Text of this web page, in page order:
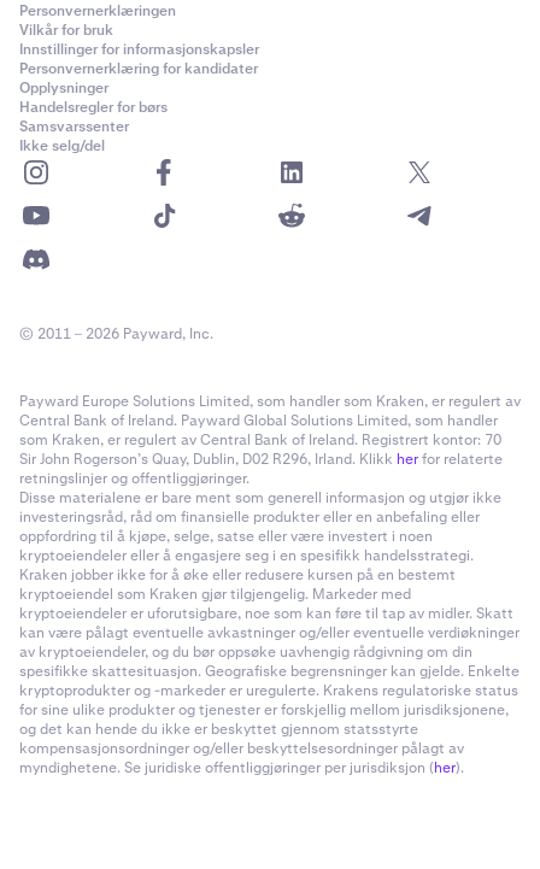
Personvernerklæringen
Vilkår for bruk
Innstillinger for informasjonskapsler
Personvernerklæring for kandidater
Opplysninger
Handelsregler for børs
Samsvarssenter
Ikke selg/del
© 2011 – 2026 Payward, Inc.
Payward Europe Solutions Limited, som handler som Kraken, er regulert av
Central Bank of Ireland. Payward Global Solutions Limited, som handler
som Kraken, er regulert av Central Bank of Ireland. Registrert kontor: 70
Sir John Rogerson’s Quay, Dublin, D02 R296, Irland. Klikk herfor relaterte
retningslinjer og offentliggjøringer.
Disse materialene er bare ment som generell informasjon og utgjør ikke
investeringsråd, råd om finansielle produkter eller en anbefaling eller
oppfordring til å kjøpe, selge, satse eller være investert i noen
kryptoeiendeler eller å engasjere seg i en spesifikk handelsstrategi.
Kraken jobber ikke for å øke eller redusere kursen på en bestemt
kryptoeiendel som Kraken gjør tilgjengelig. Markeder med
kryptoeiendeler er uforutsigbare, noe som kan føre til tap av midler. Skatt
kan være pålagt eventuelle avkastninger og/eller eventuelle verdiøkninger
av kryptoeiendeler, og du bør oppsøke uavhengig rådgivning om din
spesifikke skattesituasjon. Geografiske begrensninger kan gjelde. Enkelte
kryptoprodukter og -markeder er uregulerte. Krakens regulatoriske status
for sine ulike produkter og tjenester er forskjellig mellom jurisdiksjonene,
og det kan hende du ikke er beskyttet gjennom statsstyrte
kompensasjonsordninger og/eller beskyttelsesordninger pålagt av
myndighetene. Se juridiske offentliggjøringer per jurisdiksjon (her).